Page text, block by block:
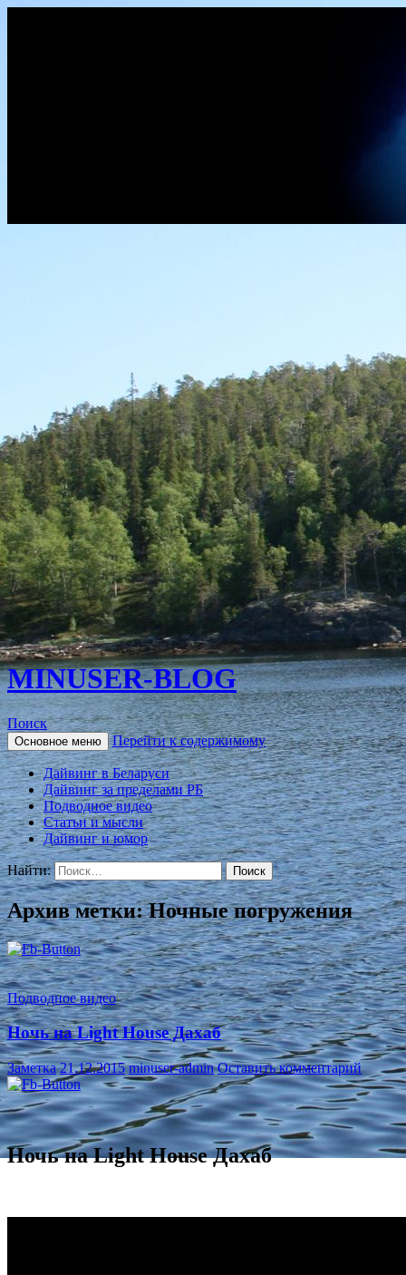
MINUSER-BLOG
Поиск
Основное меню Перейти к содержимому
Дайвинг в Беларуси
Дайвинг за пределами РБ
Подводное видео
Статьи и мысли
Дайвинг и юмор
Найти:
Архив метки: Ночные погружения
Подводное видео
Ночь на Light House Дахаб
Заметка 21.12.2015 minuser-admin Оставить комментарий
Ночь на Light House Дахаб